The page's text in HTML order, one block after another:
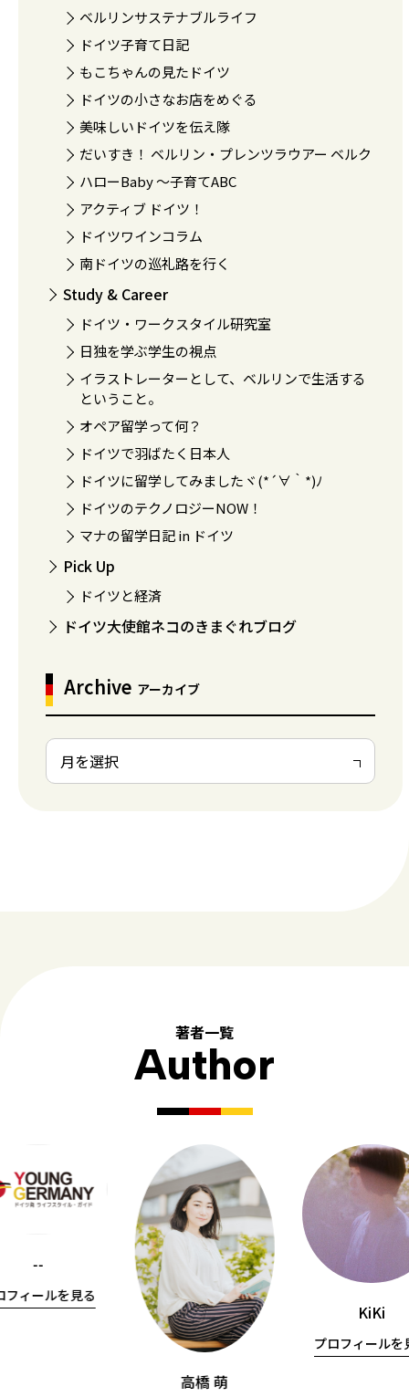
ベルリンサステナブルライフ
ドイツ子育て日記
もこちゃんの見たドイツ
ドイツの小さなお店をめぐる
美味しいドイツを伝え隊
だいすき！ ベルリン・プレンツラウアー ベルク
ハローBaby 〜子育てABC
アクティブ ドイツ！
ドイツワインコラム
南ドイツの巡礼路を行く
Study & Career
ドイツ・ワークスタイル研究室
日独を学ぶ学生の視点
イラストレーターとして、ベルリンで生活する
ということ。
オペア留学って何？
ドイツで羽ばたく日本人
ドイツに留学してみましたヾ(*´∀｀*)ﾉ
ドイツのテクノロジーNOW！
マナの留学日記 in ドイツ
Pick Up
ドイツと経済
ドイツ大使館ネコのきまぐれブログ
Archive アーカイブ
著者一覧
Author
--
フィールを見る
高橋 萌
KiKi
プロフィールを